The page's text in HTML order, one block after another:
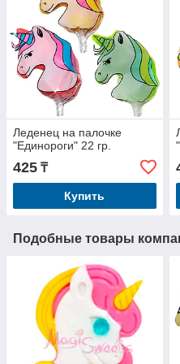
Леденец на палочке
"Единороги" 22 гр.
425 ₸
Купить
Подобные товары